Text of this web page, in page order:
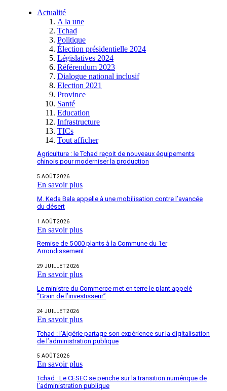
Actualité
A la une
Tchad
Politique
Élection présidentielle 2024
Législatives 2024
Référendum 2023
Dialogue national inclusif
Election 2021
Province
Santé
Education
Infrastructure
TICs
Tout afficher
Agriculture : le Tchad reçoit de nouveaux équipements
chinois pour moderniser la production
5 AOÛT 2026
En savoir plus
M. Keda Bala appelle à une mobilisation contre l’avancée
du désert
1 AOÛT 2026
En savoir plus
Remise de 5 000 plants à la Commune du 1er
Arrondissement
29 JUILLET 2026
En savoir plus
Le ministre du Commerce met en terre le plant appelé
“Grain de l’investisseur”
24 JUILLET 2026
En savoir plus
Tchad : l’Algérie partage son expérience sur la digitalisation
de l’administration publique
5 AOÛT 2026
En savoir plus
Tchad : Le CESEC se penche sur la transition numérique de
l’administration publique